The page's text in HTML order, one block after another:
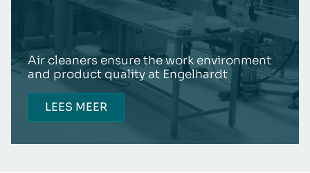
Air cleaners ensure the work environment
and product quality at Engelhardt
LEES MEER